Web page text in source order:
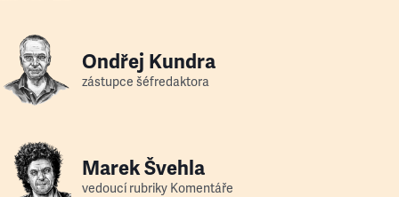
Ondřej Kundra
zástupce šéfredaktora
Marek Švehla
vedoucí rubriky Komentáře